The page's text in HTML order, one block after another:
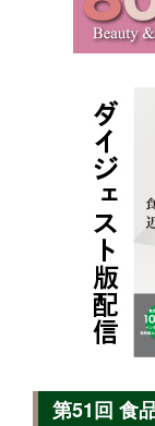
第51回 食